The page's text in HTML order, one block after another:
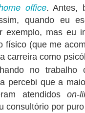
office. Antes,
quando eu
exemplo, mas eu
físico (que me
carreira como
no trabalho
percebi que a
atendidoson-
consultório por